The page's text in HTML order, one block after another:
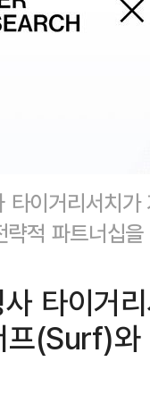
타이거리서치
적 파트너십
타이거
(Surf)와